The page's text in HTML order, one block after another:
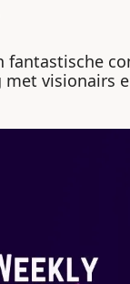
Podcasting
Productiviteit
visionairs